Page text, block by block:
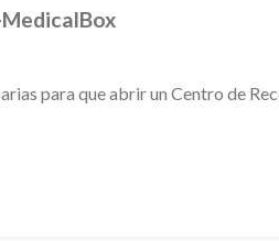
para que abrir un Centro de